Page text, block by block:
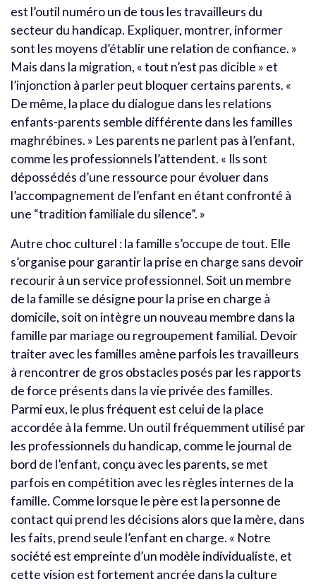
est l’outil numéro un de tous les travailleurs du
secteur du handicap. Expliquer, montrer, informer
sont les moyens d’établir une relation de confiance. »
Mais dans la migration, « tout n’est pas dicible » et
l’injonction à parler peut bloquer certains parents. «
De même, la place du dialogue dans les relations
enfants-parents semble différente dans les familles
maghrébines. » Les parents ne parlent pas à l’enfant,
comme les professionnels l’attendent. « Ils sont
dépossédés d’une ressource pour évoluer dans
l’accompagnement de l’enfant en étant confronté à
une “tradition familiale du silence”. »
Autre choc culturel : la famille s’occupe de tout. Elle
s’organise pour garantir la prise en charge sans devoir
recourir à un service professionnel. Soit un membre
de la famille se désigne pour la prise en charge à
domicile, soit on intègre un nouveau membre dans la
famille par mariage ou regroupement familial. Devoir
traiter avec les familles amène parfois les travailleurs
à rencontrer de gros obstacles posés par les rapports
de force présents dans la vie privée des familles.
Parmi eux, le plus fréquent est celui de la place
accordée à la femme. Un outil fréquemment utilisé par
les professionnels du handicap, comme le journal de
bord de l’enfant, conçu avec les parents, se met
parfois en compétition avec les règles internes de la
famille. Comme lorsque le père est la personne de
contact qui prend les décisions alors que la mère, dans
les faits, prend seule l’enfant en charge. « Notre
société est empreinte d’un modèle individualiste, et
cette vision est fortement ancrée dans la culture